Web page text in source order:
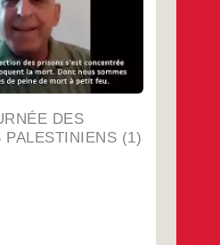
DES
PALESTINIENS (1)
et la torture qui se sont
les prisons israéliennes.
ou Visionnez la vidéo ICI